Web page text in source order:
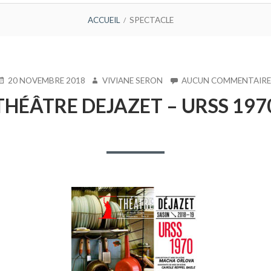
ACCUEIL SPECTACLE
20 NOVEMBRE 2018 AUTEUR
VIVIANE SERON AUCUN COMMENTAIRE
DEJAZET – URSS